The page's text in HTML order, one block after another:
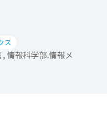
ス
情報科学部.情報メ